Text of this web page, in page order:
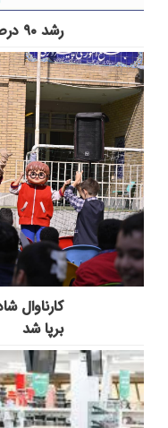
رشد ۹۰ درصدی پرتفوی ثالث در نیمه اول امسال
کارناوال
برپا شد